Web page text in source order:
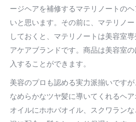
ージヘアを補修するマテリノートの
いと思います。その前に、マテリノ
しておくと、マテリノートは美容室
アケアブランドです。商品は美容室
入することができます。
美容のプロも認める実力派揃いです
なめらかなツヤ髪に導いてくれるヘ
オイルにホホバオイル、スクワラン